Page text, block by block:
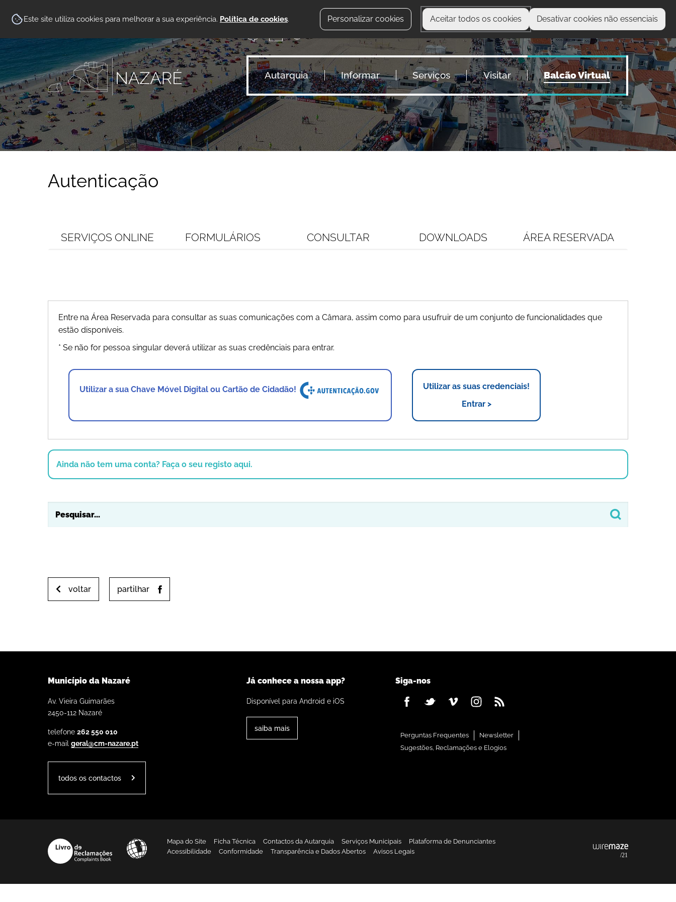
Este site utiliza cookies para melhorar a sua experiência. Política de cookies. Personalizar cookies Aceitar todos os cookies Desativar cookies não essenciais
O que procura?
Autarquia Informar Serviços Visitar Balcão Virtual
Autenticação
SERVIÇOS ONLINE FORMULÁRIOS CONSULTAR DOWNLOADS ÁREA RESERVADA
Entre na Área Reservada para consultar as suas comunicações com a Câmara, assim como para usufruir de um conjunto de funcionalidades que
estão disponíveis.
* Se não for pessoa singular deverá utilizar as suas credênciais para entrar.
Utilizar a sua Chave Móvel Digital ou Cartão de Cidadão!
Utilizar as suas credenciais!
Entrar >
Ainda não tem uma conta? Faça o seu registo aqui.
voltar partilhar
Município da Nazaré
Av. Vieira Guimarães
2450-112 Nazaré
telefone 262 550 010
e-mail geral@cm-nazare.pt
todos os contactos
Já conhece a nossa app?
Disponível para Android e iOS
saiba mais
Siga-nos
Perguntas Frequentes
Newsletter
Sugestões, Reclamações e Elogios
Mapa do Site Ficha Técnica Contactos da Autarquia Serviços Municipais
Plataforma de Denunciantes
Acessibilidade
Conformidade Transparência e Dados Abertos Avisos Legais